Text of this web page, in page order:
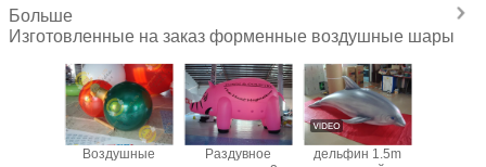
Больше
Изготовленные на заказ форменные воздушные шары
Воздушные
Раздувное
дельфин 1.5m